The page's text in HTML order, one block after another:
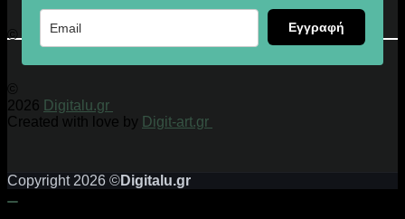
Εγγραφή
© 2026 Digitalu.gr
©
2026 Digitalu.gr
Created with love by Digit-art.gr
Copyright 2026 ©Digitalu.gr